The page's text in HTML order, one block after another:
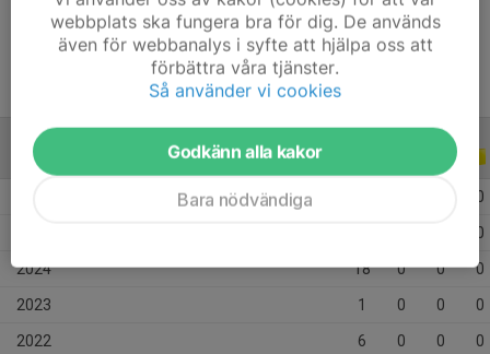
Ålder
12 år
ALLA SERIER ALLA ÅR
0
0
2024 18 0 0 0
2023 1 0 0 0
2022 6 0 0 0
webbplats ska fungera bra för dig. De används
även för webbanalys i syfte att hjälpa oss att
förbättra våra tjänster.
Så använder vi cookies
Godkänn alla kakor
Bara nödvändiga